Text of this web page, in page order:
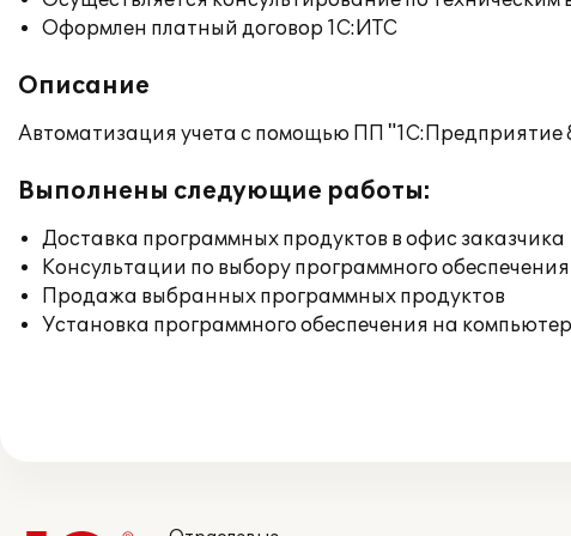
Оформлен платный договор 1С:ИТС
Описание
Автоматизация учета с помощью ПП "1С:Предприятие
Выполнены следующие работы:
Доставка программных продуктов в офис заказчика
Консультации по выбору программного
Продажа выбранных программных продуктов
Установка программного обеспечения на